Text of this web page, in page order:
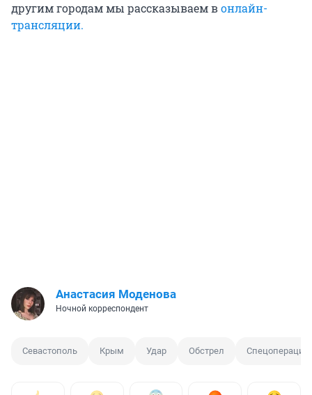
другим городам мы рассказываем вонлайн-
трансляции.
Анастасия Моденова
Ночной корреспондент
Севастополь Крым Удар Обстрел Спецоперация